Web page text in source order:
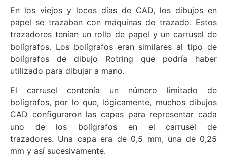
En los viejos y locos días de CAD, los dibujos en
papel se trazaban con máquinas de trazado. Estos
trazadores tenían un rollo de papel y un carrusel de
bolígrafos. Los bolígrafos eran similares al tipo de
bolígrafos de dibujo Rotring que podría haber
utilizado para dibujar a mano.
El carrusel contenía un número limitado de
bolígrafos, por lo que, lógicamente, muchos dibujos
CAD configuraron las capas para representar cada
uno de los bolígrafos en el carrusel de
trazadores. Una capa era de 0,5 mm, una de 0,25
mm y así sucesivamente.